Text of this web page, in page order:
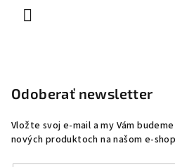
Odoberať newsletter
Vložte svoj e-mail a my Vám
nových produktoch na našom e-